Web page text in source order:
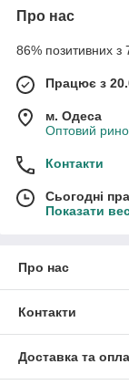
Про нас
86% позитивних з 7
Працює з
м. Одеса
Оптовий
Контакти
Сьогодні
Показати
Про нас
Контакти
Доставка та